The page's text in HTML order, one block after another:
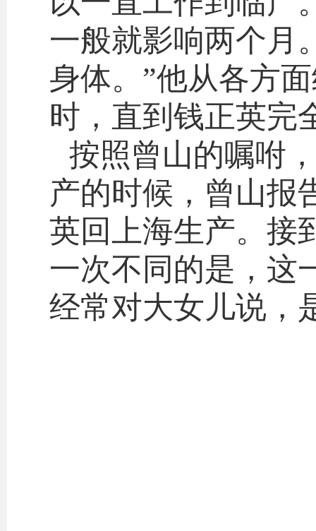
一般就影响两个月
身体。”他从各方
时，直到钱正英完
按照曾山的嘱咐
产的时候，曾山报
英回上海生产。接
一次不同的是，这
经常对大女儿说，